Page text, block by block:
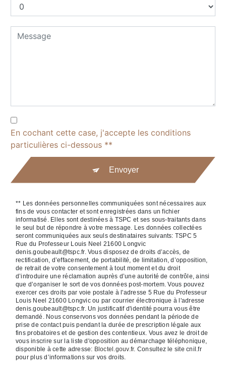
En cochant cette case, j'accepte les conditions
particulières ci-dessous **
Envoyer
** Les données personnelles communiquées sont nécessaires aux
fins de vous contacter et sont enregistrées dans un fichier
informatisé. Elles sont destinées à TSPC et ses sous-traitants dans
le seul but de répondre à votre message. Les données collectées
seront communiquées aux seuls destinataires suivants: TSPC 5
Rue du Professeur Louis Neel 21600 Longvic
denis.goubeault@tspc.fr. Vous disposez de droits d’accès, de
rectification, d’effacement, de portabilité, de limitation, d’opposition,
de retrait de votre consentement à tout moment et du droit
d’introduire une réclamation auprès d’une autorité de contrôle, ainsi
que d’organiser le sort de vos données post-mortem. Vous pouvez
exercer ces droits par voie postale à l'adresse 5 Rue du Professeur
Louis Neel 21600 Longvic ou par courrier électronique à l'adresse
denis.goubeault@tspc.fr. Un justificatif d'identité pourra vous être
demandé. Nous conservons vos données pendant la période de
prise de contact puis pendant la durée de prescription légale aux
fins probatoires et de gestion des contentieux. Vous avez le droit de
vous inscrire sur la liste d'opposition au démarchage téléphonique,
disponible à cette adresse: Bloctel.gouv.fr. Consultez le site cnil.fr
pour plus d’informations sur vos droits.